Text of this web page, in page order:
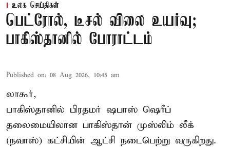
உலக செய்திகள்
பெட்ரோல், டீசல் விலை உயர்வு;
பாகிஸ்தானில் போராட்டம்
Published on: 08 Aug 2026, 10:45 am
லாகூர்,
பாகிஸ்தானில் பிரதமர் ஷபாஸ் ஷெரீப்
தலைமையிலான பாகிஸ்தான் முஸ்லிம் லீக்
(நவாஸ்) கட்சியின் ஆட்சி நடைபெற்று வருகிறது.